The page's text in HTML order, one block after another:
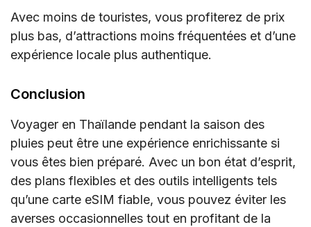
Avec moins de touristes, vous profiterez de prix
plus bas, d’attractions moins fréquentées et d’une
expérience locale plus authentique.
Conclusion
Voyager en Thaïlande pendant la saison des
pluies peut être une expérience enrichissante si
vous êtes bien préparé. Avec un bon état d’esprit,
des plans flexibles et des outils intelligents tels
qu’une carte eSIM fiable, vous pouvez éviter les
averses occasionnelles tout en profitant de la